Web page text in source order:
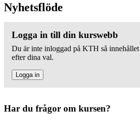
Nyhetsflöde
Logga in till din kurswebb
Du är inte inloggad på KTH så innehållet
efter dina val.
Logga in
Har du frågor om kursen?